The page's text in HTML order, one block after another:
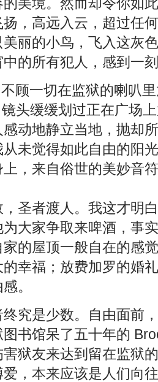
高远入云，超过任何
丽的小鸟，飞入这灰
的所有犯人，感到一
一切在监狱的喇叭里
头缓缓划过正在广场
动地静立当地，抛却
未觉得如此自由的阳
，来自俗世的美妙音
者渡人。我这才明白
大家争取来啤酒，事
的屋顶一般自在的感
幸福；放费加罗的婚
。
是少数。自由面前，
书馆呆了五十年的
狱友来达到留在监狱
，本来应该是人们向